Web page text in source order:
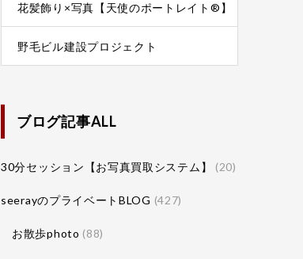
花髪飾り×写真【天使のポートレイト®】
野毛ビル建設プロジェクト
ブログ記事ALL
30分セッション【お写真買取システム】 (20)
seerayのプライベートBLOG (427)
お散歩photo (88)